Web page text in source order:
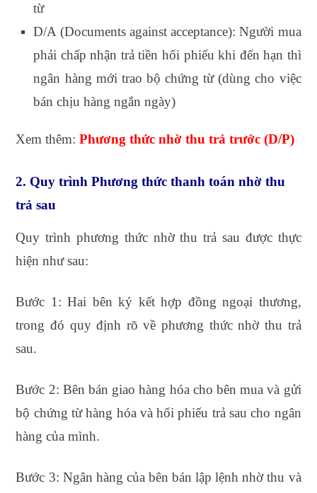
từ
D/A (Documents against acceptance): Người mua
phải chấp nhận trả tiền hối phiếu khi đến hạn thì
ngân hàng mới trao bộ chứng từ (dùng cho việc
bán chịu hàng ngắn ngày)
Xem thêm: Phương thức nhờ thu trả trước (D/P)
2. Quy trình Phương thức thanh toán nhờ thu
trả sau
Quy trình phương thức nhờ thu trả sau được thực
hiện như sau:
Bước 1: Hai bên ký kết hợp đồng ngoại thương,
trong đó quy định rõ về phương thức nhờ thu trả
sau.
Bước 2: Bên bán giao hàng hóa cho bên mua và gửi
bộ chứng từ hàng hóa và hối phiếu trả sau cho ngân
hàng của mình.
Bước 3: Ngân hàng của bên bán lập lệnh nhờ thu và